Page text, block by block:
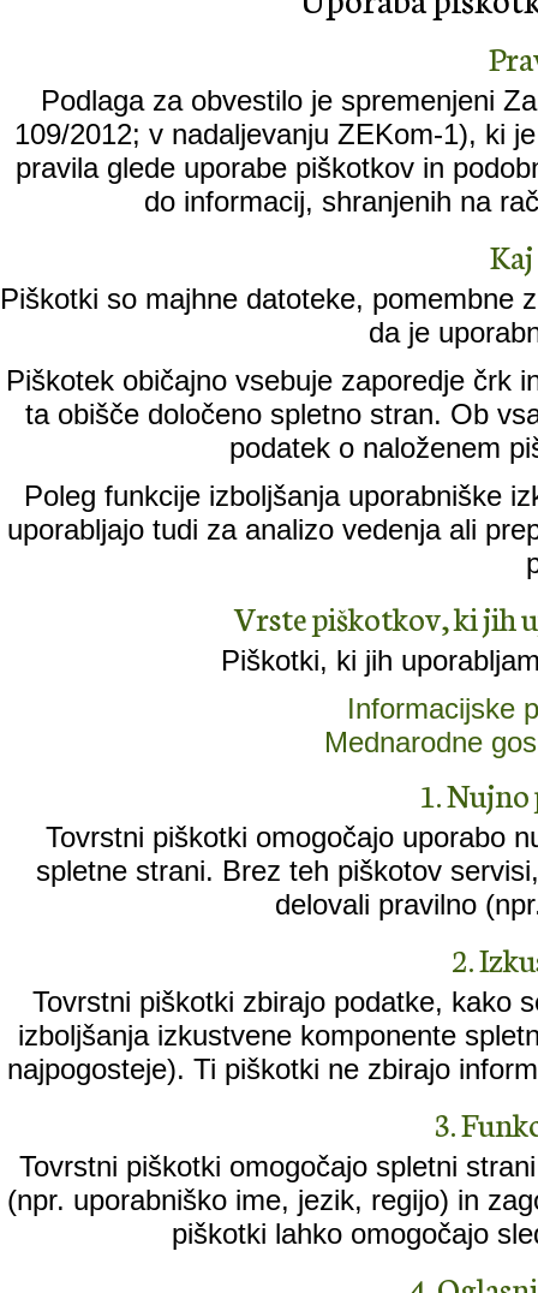
Podlaga za obvestilo je spremenjeni
109/2012; v nadaljevanju ZEKom-1), ki
pravila glede uporabe piškotkov in
do informacij, shranjenih na
Piškotki so majhne datoteke, pomembne
da je
Piškotek običajno vsebuje zaporedje črk
ta obišče določeno spletno stran. Ob
podatek o naloženem
Poleg funkcije izboljšanja uporabniške
uporabljajo tudi za analizo vedenja ali
Vrste piškotkov, ki jih
Piškotki, ki jih
Informacijske
Mednarodne
1.
Tovrstni piškotki omogočajo uporabo
spletne strani. Brez teh piškotov
delovali pravilno
2.
Tovrstni piškotki zbirajo podatke, kako
izboljšanja izkustvene komponente
najpogosteje). Ti piškotki ne zbirajo
3.
Tovrstni piškotki omogočajo spletni
(npr. uporabniško ime, jezik, regijo) in
piškotki lahko omogočajo